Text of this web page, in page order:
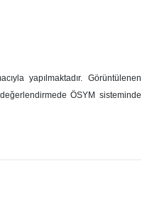
yapılmaktadır. Görüntülenen
ÖSYM sisteminde